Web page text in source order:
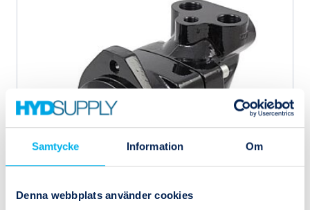
Samtycke Information Om
Denna webbplats använder cookies